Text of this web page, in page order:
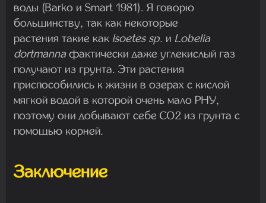
воды (Barko и Smart 1981). Я говорю
большинству, так как некоторые
растения такие как Isoetes sp. и Lobelia
dortmanna фактически даже углекислый газ
получают из грунта. Эти растения
приспособились к жизни в озерах с кислой
мягкой водой в которой очень мало РНУ,
поэтому они добывают себе CO2 из грунта с
помощью корней.
Заключение